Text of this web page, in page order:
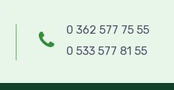
0 362 577 75 55
0 533 577 81 55